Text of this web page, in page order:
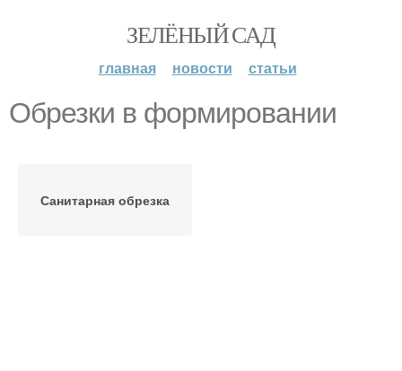
ЗЕЛЁНЫЙ САД
главная новости статьи
Обрезки в формировании
Санитарная обрезка